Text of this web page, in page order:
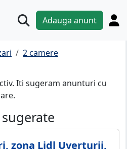
Adauga anunt
2 camere
Iti sugeram anunturi cu
zona Lidl Uverturii,